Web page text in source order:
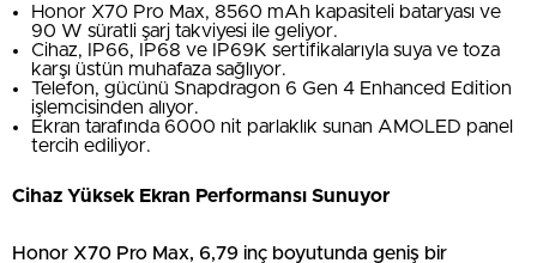
Honor X70 Pro Max, 8560 mAh kapasiteli bataryası ve
90 W süratli şarj takviyesi ile geliyor.
Cihaz, IP66, IP68 ve IP69K sertifikalarıyla suya ve toza
karşı üstün muhafaza sağlıyor.
Telefon, gücünü Snapdragon 6 Gen 4 Enhanced Edition
işlemcisinden alıyor.
Ekran tarafında 6000 nit parlaklık sunan AMOLED panel
tercih ediliyor.
Cihaz Yüksek Ekran Performansı Sunuyor
Honor X70 Pro Max, 6,79 inç boyutunda geniş bir